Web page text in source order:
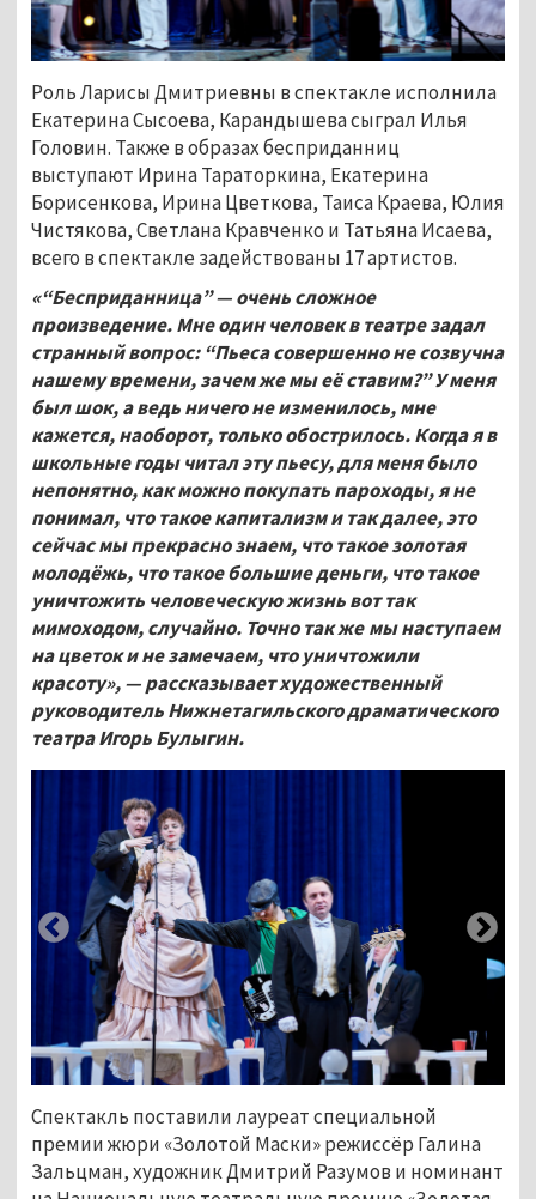
Роль Ларисы Дмитриевны в спектакле исполнила
Екатерина Сысоева, Карандышева сыграл Илья
Головин. Также в образах бесприданниц
выступают Ирина Тараторкина, Екатерина
Борисенкова, Ирина Цветкова, Таиса Краева, Юлия
Чистякова, Светлана Кравченко и Татьяна Исаева,
всего в спектакле задействованы 17 артистов.
«“Бесприданница” — очень сложное
произведение. Мне один человек в театре задал
странный вопрос: “Пьеса совершенно не созвучна
нашему времени, зачем же мы её ставим?” У меня
был шок, а ведь ничего не изменилось, мне
кажется, наоборот, только обострилось. Когда я в
школьные годы читал эту пьесу, для меня было
непонятно, как можно покупать пароходы, я не
понимал, что такое капитализм и так далее, это
сейчас мы прекрасно знаем, что такое золотая
молодёжь, что такое большие деньги, что такое
уничтожить человеческую жизнь вот так
мимоходом, случайно. Точно так же мы наступаем
на цветок и не замечаем, что уничтожили
красоту», — рассказывает художественный
руководитель Нижнетагильского драматического
театра Игорь Булыгин.
Спектакль поставили лауреат специальной
премии жюри «Золотой Маски» режиссёр Галина
Зальцман, художник Дмитрий Разумов и номинант